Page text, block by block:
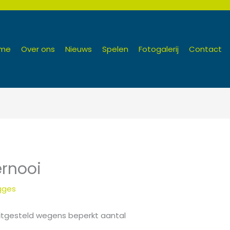
Over ons Nieuws Spelen Fotogalerij Contact
wegens beperkt aantal